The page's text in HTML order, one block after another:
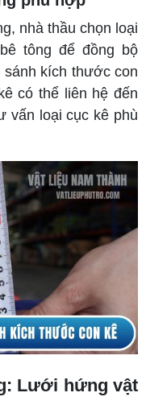
nhà thầu chọn loại
tông để đồng bộ
sánh kích thước con
có thể liên hệ đến
vấn loại cục kê phù
Lưới hứng vật